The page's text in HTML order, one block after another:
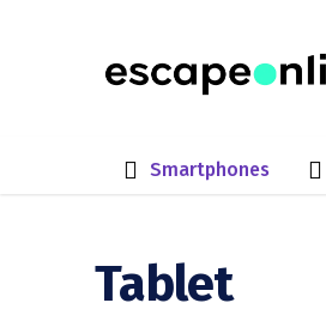
Smartphones
Tablet